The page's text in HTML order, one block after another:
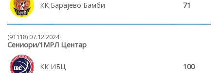
КК Барајево Бамби 71
(91118) 07.12.2024
Сениори/1МРЛ Центар
КК ИБЦ 100